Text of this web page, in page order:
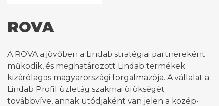
ROVA
A ROVA a jövőben a Lindab stratégiai partnereként
működik, és meghatározott Lindab termékek
kizárólagos magyarországi forgalmazója. A vállalat a
Lindab Profil üzletág szakmai örökségét
továbbvíve, annak utódjaként van jelen a közép-